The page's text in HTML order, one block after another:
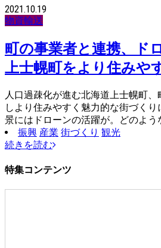
2021.10.19
物資輸送
町の事業者と連携、ド
上士幌町をより住みや
人口過疎化が進む北海道上士幌町
しより住みやすく魅力的な街づく
景にはドローンの活躍が。どのよう
振興 産業 街づくり 観光
続きを読む
特集コンテンツ